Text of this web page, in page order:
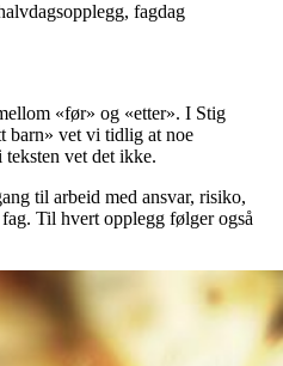
fagdag
«før» og «etter». I Stig
barn» vet vi tidlig at noe
vet det ikke.
til arbeid med ansvar, risiko,
Til hvert opplegg følger også